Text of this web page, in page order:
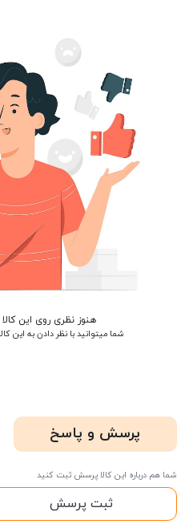
هنوز نظری روی این
شما میتوانید با نظر دادن به این
پرسش و پاسخ
شما هم درباره این کالا پرسش ثبت کنید
ثبت پرسش